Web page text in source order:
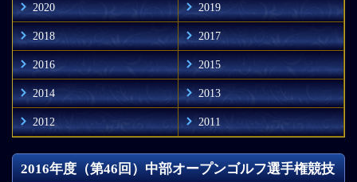
2020 2019
2018 2017
2016 2015
2014 2013
2012 2011
2016年度（第46回）中部オープンゴルフ選手権競技